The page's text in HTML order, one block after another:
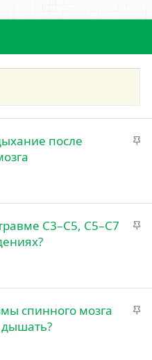
З
л
после
З
л
C3–C5, C5–C7
З
спинного мозга
дышать?